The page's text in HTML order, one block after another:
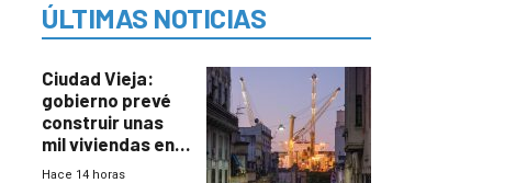
ÚLTIMAS NOTICIAS
Ciudad Vieja:
gobierno prevé
construir unas
mil viviendas en
un plan de
Hace 14 horas